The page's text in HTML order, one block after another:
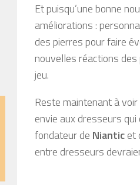
Et puisqu’une bonne
améliorations :
des pierres pour faire
nouvelles réactions
jeu.
Reste maintenant à
envie aux dresseurs
fondateur de Nianticet
entre dresseurs